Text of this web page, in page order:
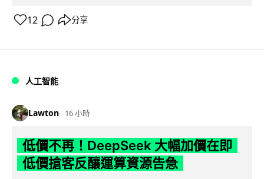
12 分享
人工智能
Lawton 16 小時
低價不再！DeepSeek 大幅加價在即
低價搶客反釀運算資源告急